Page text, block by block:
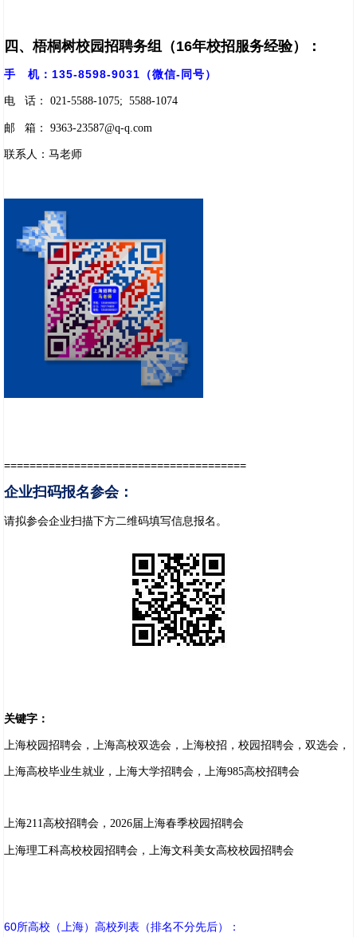
四、梧桐树校园招聘务组（16年校招服务经验）：
手 机：135-8598-9031（微信-同号）
电 话： 021-5588-1075; 5588-1074
邮 箱： 9363-23587@q-q.com
联系人：马老师
======================================
企业扫码报名参会：
请拟参会企业扫描下方二维码填写信息报名。
关键字：
上海校园招聘会，上海高校双选会，上海校招，校园招聘会，双选会，
上海高校毕业生就业，上海大学招聘会，上海985高校招聘会
上海211高校招聘会，2026届上海春季校园招聘会
上海理工科高校校园招聘会，上海文科美女高校校园招聘会
60所高校（上海）高校列表（排名不分先后）：